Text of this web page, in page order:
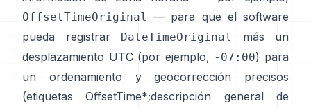
OffsetTimeOriginal — para que el software
pueda registrar DateTimeOriginal
más un
desplazamiento UTC (por ejemplo, -07:00) para
un ordenamiento y geocorrección precisos
(etiquetas OffsetTime*;descripción general de